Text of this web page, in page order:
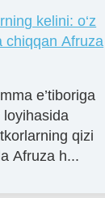
kelini: o‘z
chiqqan Afruza
e’tiboriga
loyihasida
qizi
Afruza h...